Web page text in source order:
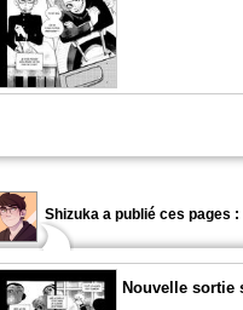
Shizuka a publié ces pages :
Nouvelle sortie